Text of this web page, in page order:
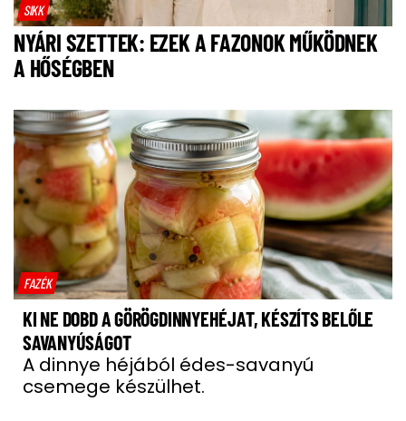
SIKK
NYÁRI SZETTEK: EZEK A FAZONOK MŰKÖDNEK
A HŐSÉGBEN
FAZÉK
KI NE DOBD A GÖRÖGDINNYEHÉJAT, KÉSZÍTS BELŐLE
SAVANYÚSÁGOT
A dinnye héjából édes-savanyú
csemege készülhet.